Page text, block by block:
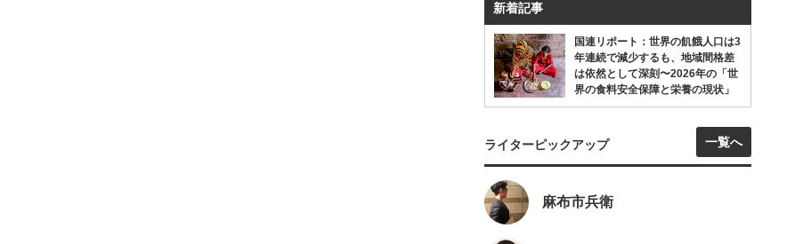
新着記事
国連リポート：世界の飢餓人口は3
年連続で減少するも、地域間格差
は依然として深刻〜2026年の「世
界の食料安全保障と栄養の現状」
ライターピックアップ 一覧へ
麻布市兵衛